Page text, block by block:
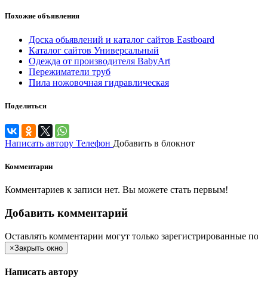
Похожие объявления
Доска обьявлений и каталог сайтов Eastboard
Каталог сайтов Универсальный
Одежда от производителя BabyArt
Пережиматели труб
Пила ножовочная гидравлическая
Поделиться
Написать автору Телефон Добавить в блокнот
Комментарии
Комментариев к записи нет. Вы можете стать первым!
Добавить комментарий
Оставлять комментарии могут только зарегистрированные
×Закрыть окно
Написать автору